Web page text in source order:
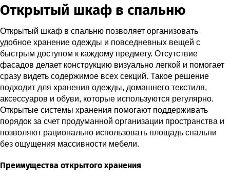
Открытый шкаф в спальню
Открытый шкаф в спальню позволяет организовать
удобное хранение одежды и повседневных вещей с
быстрым доступом к каждому предмету. Отсутствие
фасадов делает конструкцию визуально легкой и помогает
сразу видеть содержимое всех секций. Такое решение
подходит для хранения одежды, домашнего текстиля,
аксессуаров и обуви, которые используются регулярно.
Открытые системы хранения помогают поддерживать
порядок за счет продуманной организации пространства и
позволяют рационально использовать площадь спальни
без ощущения массивности мебели.
Преимущества открытого хранения